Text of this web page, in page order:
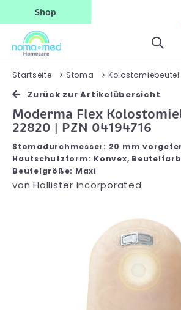
Shop
Startseite Stoma Kolostomiebeutel
Zurück zur Artikelübersicht
Moderma Flex
22820 | PZN 04194716
Stomadurchmesser: 20 mm
Hautschutzform: Konvex,
Beutelgröße: Maxi
von Hollister Incorporated